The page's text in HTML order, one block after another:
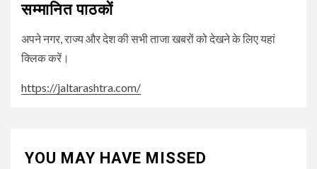
सम्मानित पाठकों
अपने नगर, राज्य और देश की सभी ताजा खबरों को देखने के लिए यहां
क्लिक करें।
https://jaltarashtra.com/
YOU MAY HAVE MISSED